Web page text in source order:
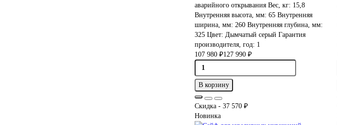
аварийного открыванияВес, кг: 15,8
Внутренняя высота, мм: 65Внутренняя
ширина, мм: 260Внутренняя глубина, мм:
325Цвет: Дымчатый серый Гарантия
производителя, год: 1
107 980 ₽127 990 ₽
В корзину
Скидка - 37 570 ₽
Новинка